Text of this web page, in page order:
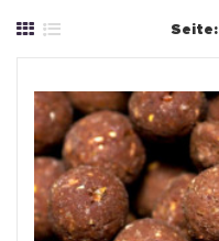
Seite: